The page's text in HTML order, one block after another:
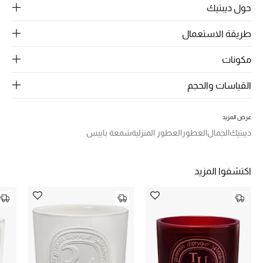
الجمال
الأطفال
مستلزمات المنزل
المجوهرات
نسوقوا أحدث ما وصلنا
عرض جميع المنتجات
حول ديبتيك
طريقة الاستعمال
مكونات
القياسات والحجم
عرض المزيد
ديبتيكالجمالالعطور العطور المنزليةشمعة باييس
اكتشفوا المزيد